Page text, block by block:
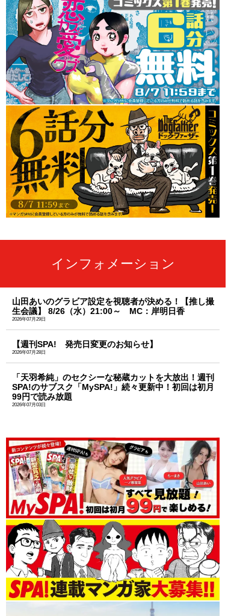
インフォメーション
山田あいのグラビア設定を視聴者が決める！【推し撮
生会議】 8/26（水）21:00～ MC：岸明日香
2026年07月29日
【週刊SPA! 発売日変更のお知らせ】
2026年07月28日
「天羽希純」のセクシーな秘蔵カットを大放出！週刊
SPA!のサブスク「MySPA!」続々更新中！初回は初月
99円で読み放題
2026年07月03日